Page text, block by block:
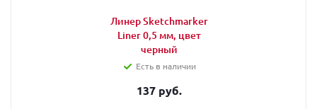
Линер Sketchmarker
Liner 0,5 мм, цвет
черный
Есть в наличии
137 руб.